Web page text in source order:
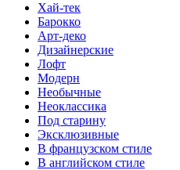
Хай-тек
Барокко
Арт-деко
Дизайнерские
Лофт
Модерн
Необычные
Неоклассика
Под старину
Эксклюзивные
В французском стиле
В английском стиле